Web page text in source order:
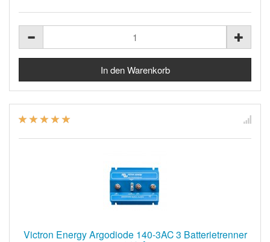
Victron Energy Argodiode 140-3AC 3 Batterietrenner